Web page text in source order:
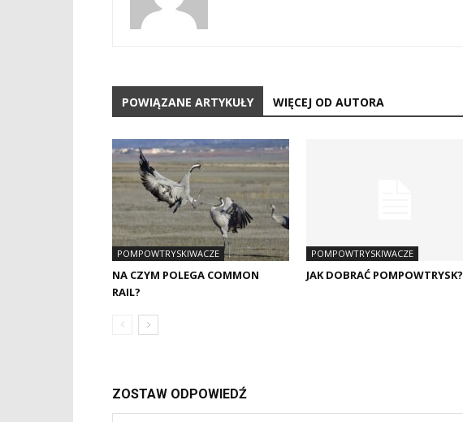
POWIĄZANE ARTYKUŁY WIĘCEJ OD AUTORA
POMPOWTRYSKIWACZE
NA CZYM POLEGA COMMON
RAIL?
POMPOWTRYSKIWACZE
JAK DOBRAĆ POMPOWTRYSK?
ZOSTAW ODPOWIEDŹ